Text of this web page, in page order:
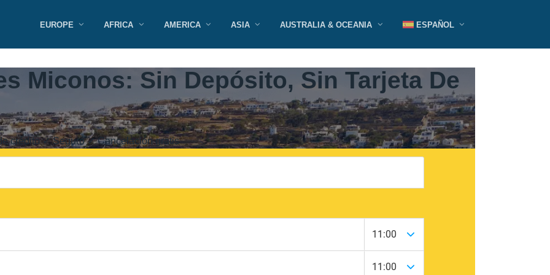
EUROPE AFRICA AMERICA ASIA AUSTRALIA & OCEANIA ESPAÑOL
Miconos: Sin Depósito, Sin Tarjeta De
crédito ✓ Seguro ✓ Cancelación gratis